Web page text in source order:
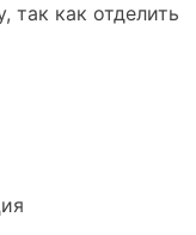
так как отделить